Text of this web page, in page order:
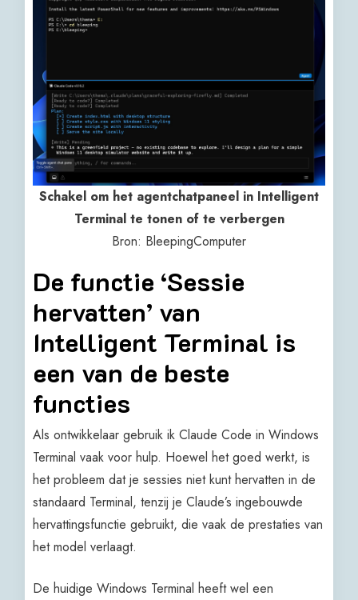
Schakel om het agentchatpaneel in Intelligent
Terminal te tonen of te verbergen
Bron: BleepingComputer
De functie ‘Sessie
hervatten’ van
Intelligent Terminal is
een van de beste
functies
Als ontwikkelaar gebruik ik Claude Code in Windows
Terminal vaak voor hulp. Hoewel het goed werkt, is
het probleem dat je sessies niet kunt hervatten in de
standaard Terminal, tenzij je Claude’s ingebouwde
hervattingsfunctie gebruikt, die vaak de prestaties van
het model verlaagt.
De huidige Windows Terminal heeft wel een